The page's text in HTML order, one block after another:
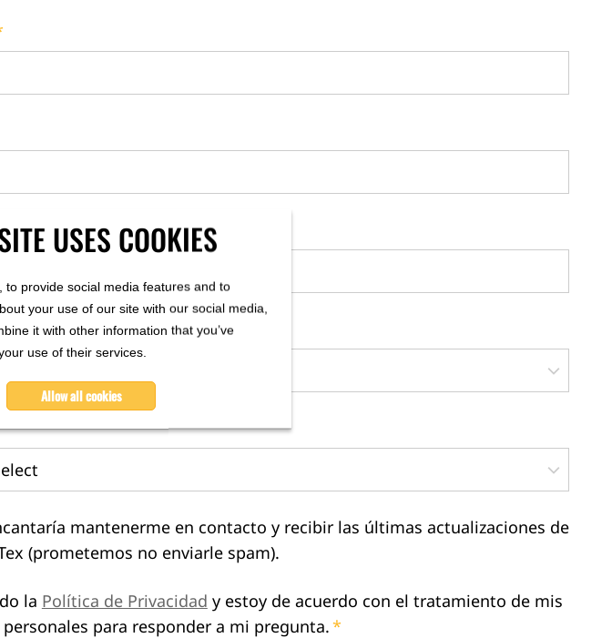
USES COOKIES
provide social media features and to
your use of our site with our social media,
it with other information that you’ve
use of their services.
Allow all cookies
la empresa*
mantenerme en contacto y recibir las últimas actualizaciones de
(prometemos no enviarle spam).
la Política de Privacidad y estoy de acuerdo con el tratamiento de mis
para responder a mi pregunta.*